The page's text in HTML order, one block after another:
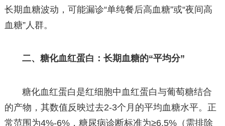
长期血糖波动，可能漏诊“单纯餐后高血糖”或“夜间高
血糖”人群。
二、糖化血红蛋白：长期血糖的“平均分”
糖化血红蛋白是红细胞中血红蛋白与葡萄糖结合
的产物，其数值反映过去2-3个月的平均血糖水平。正
常范围为4%-6%，糖尿病诊断标准为≥6.5%（需排除